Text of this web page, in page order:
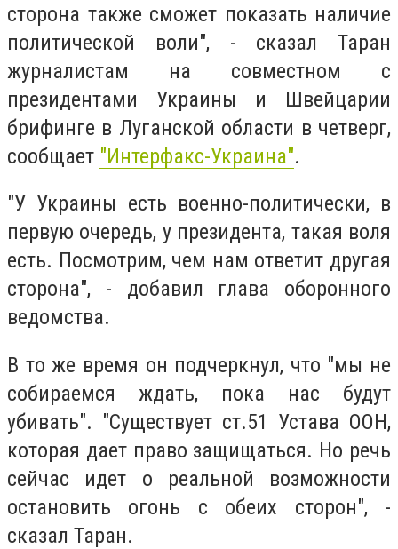
сторона также сможет показать наличие
политической воли", - сказал Таран
журналистам на совместном с
президентами Украины и Швейцарии
брифинге в Луганской области в четверг,
сообщает "Интерфакс-Украина".
"У Украины есть военно-политически, в
первую очередь, у президента, такая воля
есть. Посмотрим, чем нам ответит другая
сторона", - добавил глава оборонного
ведомства.
В то же время он подчеркнул, что "мы не
собираемся ждать, пока нас будут
убивать". "Существует ст.51 Устава ООН,
которая дает право защищаться. Но речь
сейчас идет о реальной возможности
остановить огонь с обеих сторон", -
сказал Таран.